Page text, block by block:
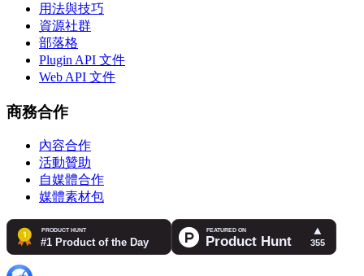
用法與技巧
資源社群
部落格
Plugin API 文件
Web API 文件
商務合作
內容合作
活動贊助
自媒體合作
媒體素材包